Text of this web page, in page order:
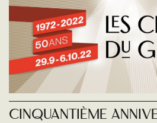
Cinquantième